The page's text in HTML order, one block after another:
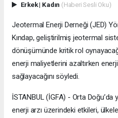
Erkek| Kadın (Haberi Sesli Oku)
Jeotermal Enerji Derneği (JED)
Kındap, geliştirilmiş jeotermal
dönüşümünde kritik rol
enerji maliyetlerini azaltırken
sağlayacağını söyledi.
İSTANBUL (İGFA) - Orta Doğu’da
enerji arzı üzerindeki etkileri,